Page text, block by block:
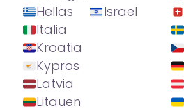
Hellas
Israel
Italia
Kroatia
Kypros
Latvia
Litauen